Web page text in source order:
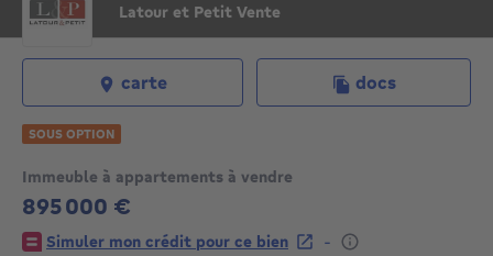
Immeuble à appartements à vendre
895 000 €
895000€
Simuler mon crédit pour ce bien
-
Latour et Petit Vente
carte docs
SOUS OPTION